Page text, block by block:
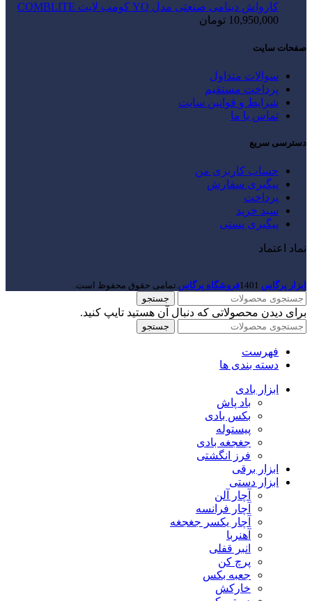
کارواش دینامی صنعتی مدل YQ کومب لایت COMBLITE
10,950,000 تومان
صفحات سایت
سوالات متداول
پرداخت مستقیم
شرایط و قوانین سایت
تماس با ما
دسترسی سریع
حساب کاربری من
پیگیری سفارش
پرداخت
سبد خرید
پیگیری پستی
نماد اعتماد
ابزار پرگاس 1401فروشگاه پرگاس.تمامی حقوق محفوظ است.
جستجو
برای دیدن محصولاتی که دنبال آن هستید تایپ کنید.
جستجو
فهرست
دسته بندی ها
ابزار بادی
باد پاش
بکس بادی
پیستوله
جغجغه بادی
فرز انگشتی
ابزار برقی
ابزار دستی
آچار آلن
آچار فرانسه
آچار یکسر جغجغه
آهنربا
انبر قفلی
پرچ کن
جعبه بکس
خارکش